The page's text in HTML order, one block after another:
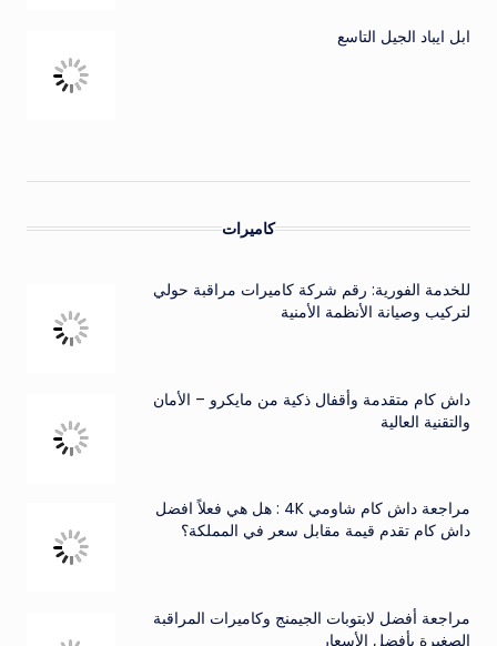
ابل ايباد الجيل التاسع
كاميرات
للخدمة الفورية: رقم شركة كاميرات مراقبة حولي
لتركيب وصيانة الأنظمة الأمنية
داش كام متقدمة وأقفال ذكية من مايكرو – الأمان
والتقنية العالية
مراجعة داش كام شاومي 4K : هل هي فعلاً افضل
داش كام تقدم قيمة مقابل سعر في المملكة؟
مراجعة أفضل لابتوبات الجيمنج وكاميرات المراقبة
الصغيرة بأفضل الأسعار